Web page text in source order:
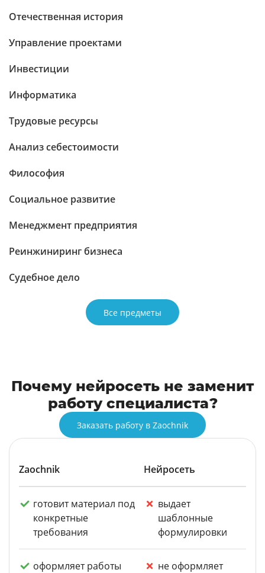
Отечественная история
Управление проектами
Инвестиции
Информатика
Трудовые ресурсы
Анализ себестоимости
Философия
Социальное развитие
Менеджмент предприятия
Реинжиниринг бизнеса
Судебное дело
Все предметы
Почему нейросеть не заменит
работу специалиста?
Заказать работу в Zaochnik
Zaochnik Нейросеть
готовит материал под
конкретные
требования
выдает
шаблонные
формулировки
оформляет работы
не оформляет